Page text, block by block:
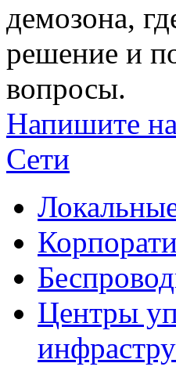
демозона,
решение и
вопросы.
Напишите
Сети
Центры